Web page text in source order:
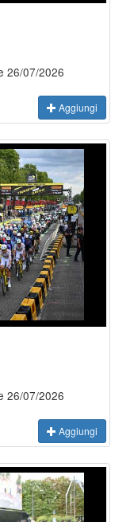
26/07/2026
Aggiungi
26/07/2026
Aggiungi